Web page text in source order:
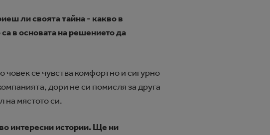
ли своята тайна - какво в
в основата на решението да
човек се чувства комфортно и сигурно
дори не си помисля за друга
на мястото си.
интересни истории. Ще ни